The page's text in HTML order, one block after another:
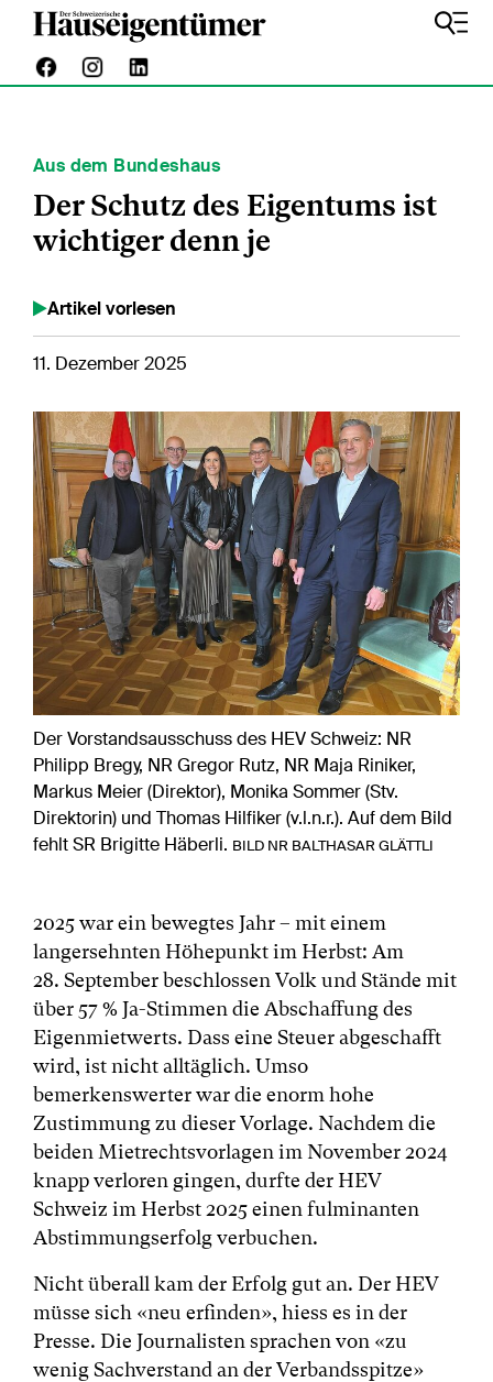
Aus dem Bundeshaus
Der Schutz des Eigentums ist
wichtiger denn je
Artikel vorlesen
11. Dezember 2025
Der Vorstandsausschuss des HEV Schweiz: NR
Philipp Bregy, NR Gregor Rutz, NR Maja Riniker,
Markus Meier (Direktor), Monika Sommer (Stv.
Direktorin) und Thomas Hilfiker (v.l.n.r.). Auf dem Bild
fehlt SR Brigitte Häberli. BILD NR BALTHASAR GLÄTTLI
2025 war ein bewegtes Jahr – mit einem
langersehnten Höhepunkt im Herbst: Am
28. September beschlossen Volk und Stände mit
über 57 % Ja-Stimmen die Abschaffung des
Eigenmietwerts. Dass eine Steuer abgeschafft
wird, ist nicht alltäglich. Umso
bemerkenswerter war die enorm hohe
Zustimmung zu dieser Vorlage. Nachdem die
beiden Mietrechtsvorlagen im November 2024
knapp verloren gingen, durfte der HEV
Schweiz im Herbst 2025 einen fulminanten
Abstimmungserfolg verbuchen.
Nicht überall kam der Erfolg gut an. Der HEV
müsse sich «neu erfinden», hiess es in der
Presse. Die Journalisten sprachen von «zu
wenig Sachverstand an der Verbandsspitze»